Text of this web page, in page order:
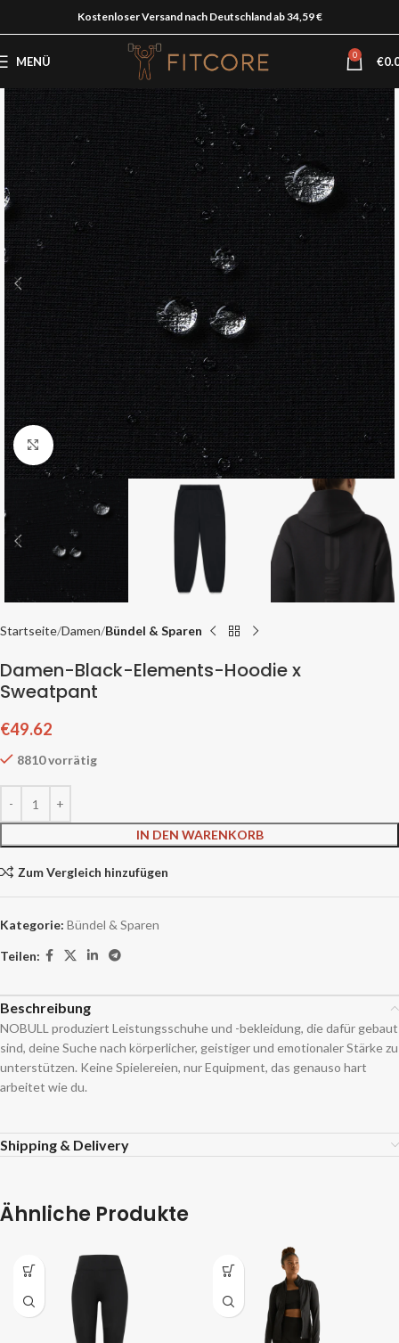
Kostenloser Versand nach Deutschland ab 34,59 €
MENÜ 0 €
Zum Vergrößern klicken
Startseite Damen Bündel & Sparen
Damen-Black-Elements-Hoodie x
Sweatpant
€49.62
8810 vorrätig
IN DEN WARENKORB
Zum Vergleich hinzufügen
Kategorie: Bündel & Sparen
Teilen:
Beschreibung
NOBULL produziert Leistungsschuhe und -bekleidung, die dafür gebaut
sind, deine Suche nach körperlicher, geistiger und emotionaler Stärke zu
unterstützen. Keine Spielereien, nur Equipment, das genauso hart
arbeitet wie du.
Shipping & Delivery
Ähnliche Produkte